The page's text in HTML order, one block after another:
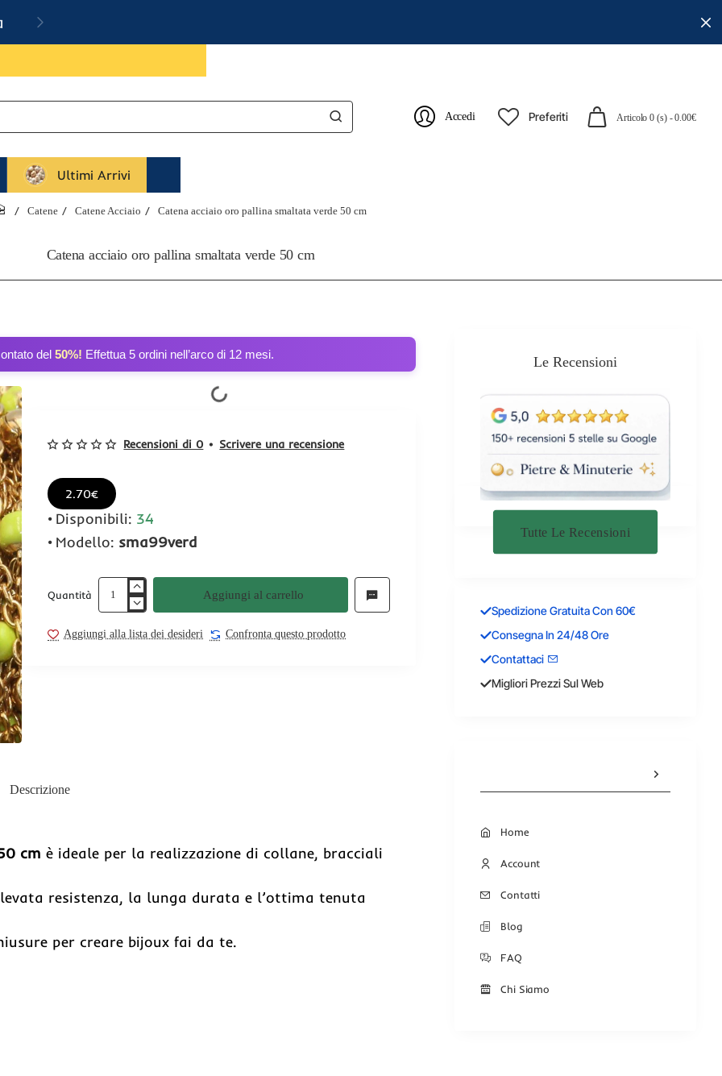
Accedi Preferiti Articolo 0 (s) - 0.00€
Ultimi Arrivi
Catena acciaio oro pallina smaltata verde 50 cm
Catene Catene Acciaio Catena acciaio oro pallina smaltata verde 50 cm
del 50%! Effettua 5 ordini nell’arco di 12 mesi.
Recensioni di 0 • Scrivere una recensione
2.70€
Disponibili: 34
Modello: sma99verd
Quantità Aggiungi al carrello
Aggiungi alla lista dei desideri Confronta questo prodotto
Descrizione
cm è ideale per la realizzazione di collane, bracciali
resistenza, la lunga durata e l’ottima tenuta
per creare bijoux fai da te.
Le Recensioni
Tutte Le Recensioni
Spedizione Gratuita Con 60€
Consegna In 24/48 Ore
Contattaci
Migliori Prezzi Sul Web
Home
Account
Contatti
Blog
FAQ
Chi Siamo